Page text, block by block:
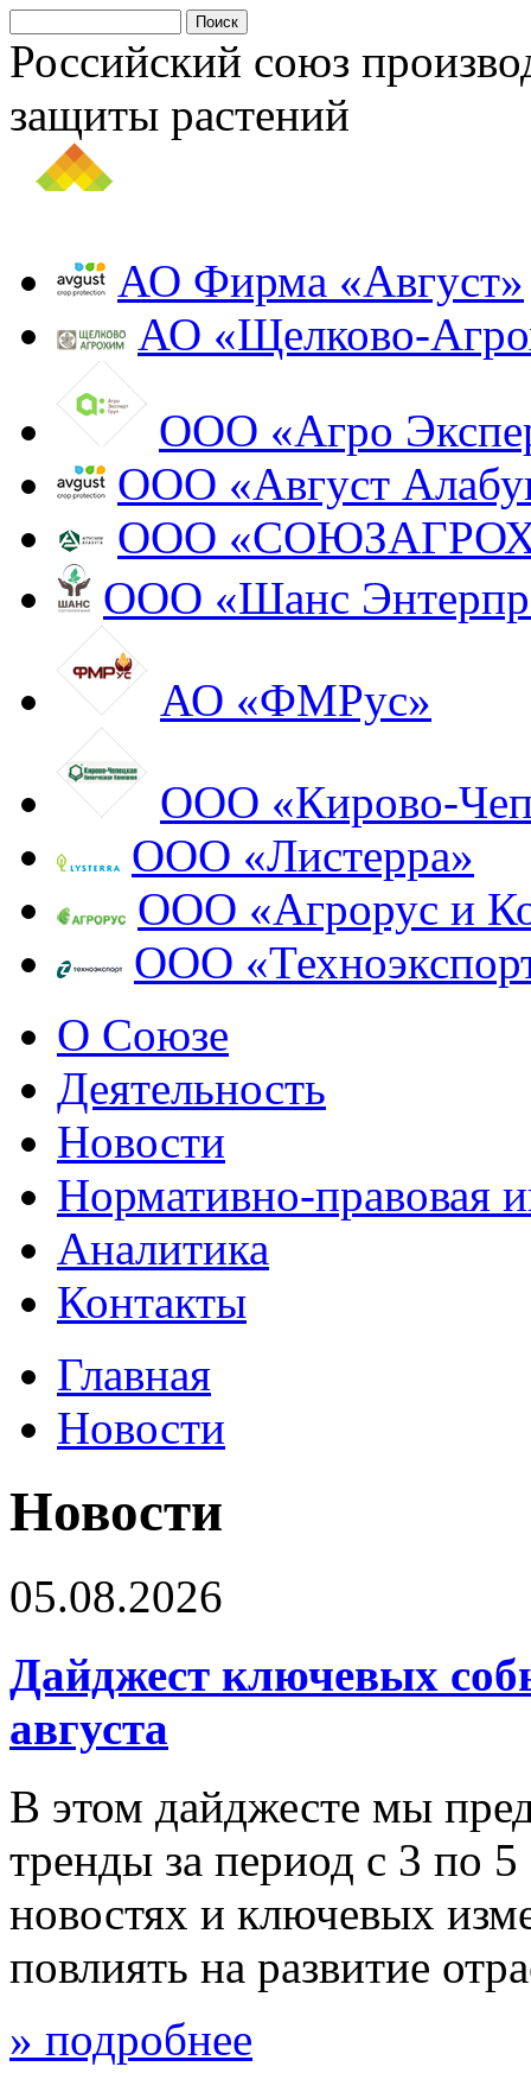
Российский союз
защиты растений
АО Фирма «Август»
АО «Щелково-
ООО «Агро
ООО «Август
ООО
ООО «Шанс
АО «ФМРус»
ООО «Кирово-
ООО «Листерра»
ООО «Агрорус и
ООО
О Союзе
Деятельность
Новости
Нормативно-правовая
Аналитика
Контакты
Главная
Новости
Новости
05.08.2026
Дайджест ключевых
августа
В этом дайджесте мы
тренды за период с 3 по
новостях и ключевых
повлиять на развитие
» подробнее